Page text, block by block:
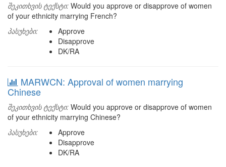
შეკითხვის ტექსტი: Would you approve or disapprove of women
of your ethnicity marrying French?
პასუხები:
Approve
Disapprove
DK/RA
MARWCN: Approval of women marrying
Chinese
შეკითხვის ტექსტი: Would you approve or disapprove of women
of your ethnicity marrying Chinese?
პასუხები:
Approve
Disapprove
DK/RA